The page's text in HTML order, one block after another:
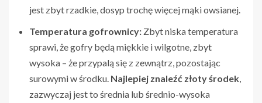
jest zbyt rzadkie, dosyp trochę więcej mąki owsianej.
Temperatura gofrownicy: Zbyt niska temperatura
sprawi, że gofry będą miękkie i wilgotne, zbyt
wysoka – że przypalą się z zewnątrz, pozostając
surowymi w środku. Najlepiej znaleźć złoty środek,
zazwyczaj jest to średnia lub średnio-wysoka